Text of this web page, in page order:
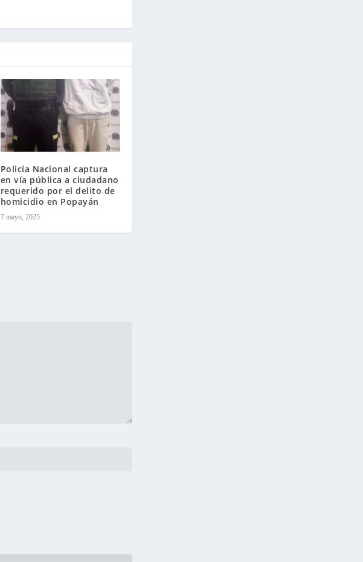
Policía Nacional captura
en vía pública a ciudadano
requerido por el delito de
homicidio en Popayán
7 mayo, 2025